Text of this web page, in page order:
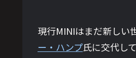
現行MINIはまだ新しい
ー・ハンプ氏に交代し